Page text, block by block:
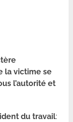
la victime se
l’autorité et
du travail: